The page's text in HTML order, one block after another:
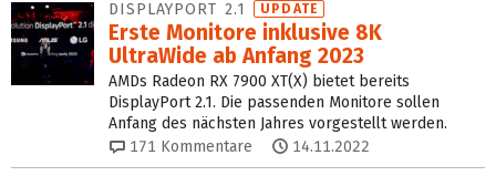
DISPLAYPORT 2.1 UPDATE
Erste Monitore inklusive 8K
UltraWide ab Anfang 2023
AMDs Radeon RX 7900 XT(X) bietet bereits
DisplayPort 2.1. Die passenden Monitore sollen
Anfang des nächsten Jahres vorgestellt werden.
171 Kommentare 14.11.2022